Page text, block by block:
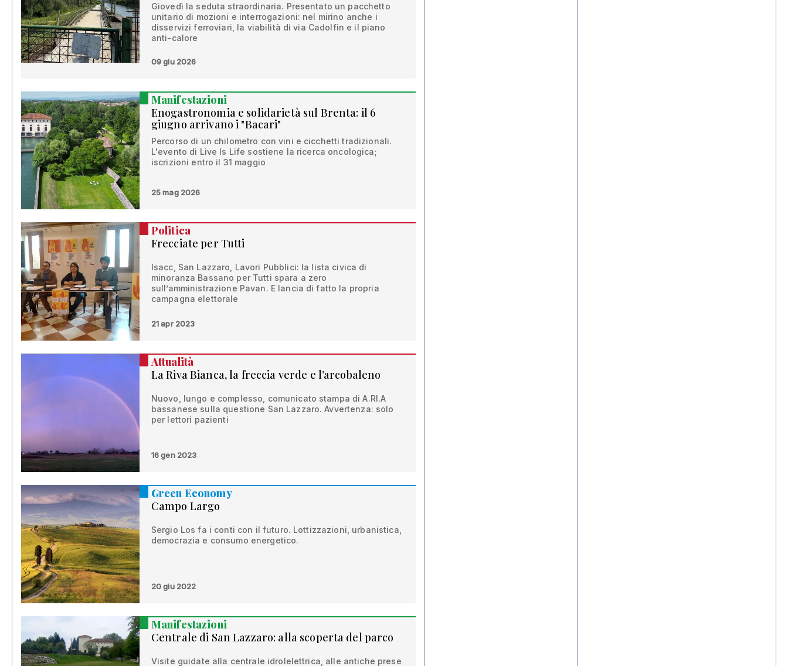
Giovedì la seduta straordinaria. Presentato un pacchetto
unitario di mozioni e interrogazioni: nel mirino anche i
disservizi ferroviari, la viabilità di via Cadolfin e il piano
anti-calore
09 giu 2026
Manifestazioni
Enogastronomia e solidarietà sul Brenta: il 6
giugno arrivano i "Bacari"
Percorso di un chilometro con vini e cicchetti tradizionali.
L'evento di Live Is Life sostiene la ricerca oncologica;
iscrizioni entro il 31 maggio
25 mag 2026
Politica
Frecciate per Tutti
Isacc, San Lazzaro, Lavori Pubblici: la lista civica di
minoranza Bassano per Tutti spara a zero
sull’amministrazione Pavan. E lancia di fatto la propria
campagna elettorale
21 apr 2023
Attualità
La Riva Bianca, la freccia verde e l’arcobaleno
Nuovo, lungo e complesso, comunicato stampa di A.RI.A
bassanese sulla questione San Lazzaro. Avvertenza: solo
per lettori pazienti
16 gen 2023
Green Economy
Campo Largo
Sergio Los fa i conti con il futuro. Lottizzazioni, urbanistica,
democrazia e consumo energetico.
20 giu 2022
Manifestazioni
Centrale di San Lazzaro: alla scoperta del parco
Visite guidate alla centrale idrolelettrica, alle antiche prese